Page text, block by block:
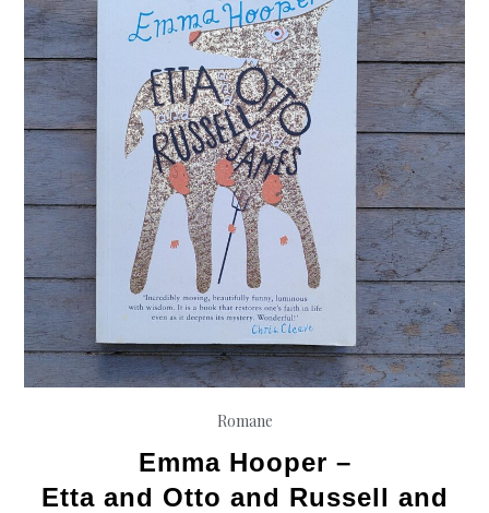
Romane
Emma Hooper –
Etta and Otto and Russell and